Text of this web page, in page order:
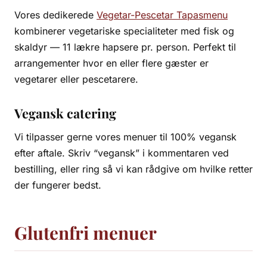
Vores dedikerede Vegetar-Pescetar Tapasmenu
kombinerer vegetariske specialiteter med fisk og
skaldyr — 11 lækre hapsere pr. person. Perfekt til
arrangementer hvor en eller flere gæster er
vegetarer eller pescetarere.
Vegansk catering
Vi tilpasser gerne vores menuer til 100% vegansk
efter aftale. Skriv “vegansk” i kommentaren ved
bestilling, eller ring så vi kan rådgive om hvilke retter
der fungerer bedst.
Glutenfri menuer